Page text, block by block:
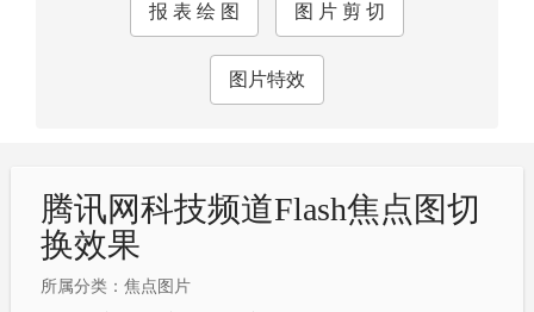
报 表 绘 图 图 片 剪 切
图片特效
腾讯网科技频道Flash焦点图切
换效果
所属分类：焦点图片